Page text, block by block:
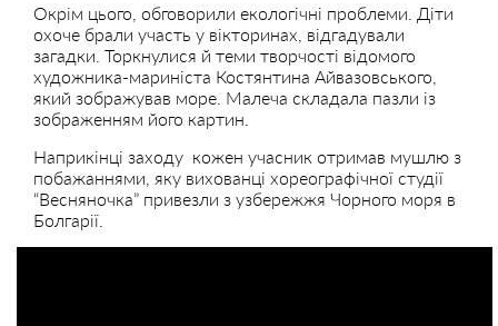
Окрім цього, обговорили екологічні проблеми. Діти
охоче брали участь у вікторинах, відгадували
загадки. Торкнулися й теми творчості відомого
художника-мариніста Костянтина Айвазовського,
який зображував море. Малеча складала пазли із
зображенням його картин.
Наприкінці заходу кожен учасник отримав мушлю з
побажаннями, яку вихованці хореографічної студії
“Весняночка” привезли з узбережжя Чорного моря в
Болгарії.